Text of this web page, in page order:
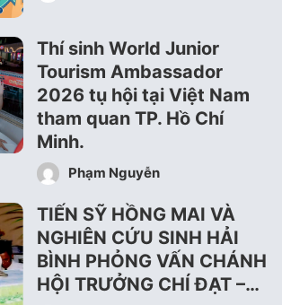
Thí sinh World Junior
Tourism Ambassador
2026 tụ hội tại Việt Nam
tham quan TP. Hồ Chí
Minh.
Phạm Nguyễn
TIẾN SỸ HỒNG MAI VÀ
NGHIÊN CỨU SINH HẢI
BÌNH PHỎNG VẤN CHÁNH
HỘI TRƯỞNG CHÍ ĐẠT –…